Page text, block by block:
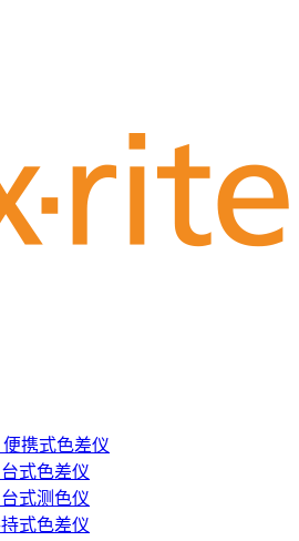
便携式色差仪
式色差仪
式测色仪
式色差仪